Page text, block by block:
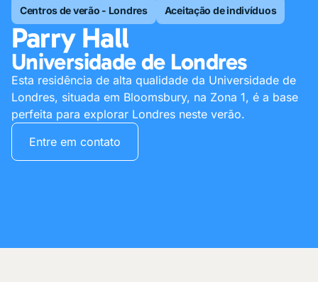
Centros de verão - Londres Aceitação de indivíduos
Parry Hall
Universidade de Londres
Esta residência de alta qualidade da Universidade de
Londres, situada em Bloomsbury, na Zona 1, é a base
perfeita para explorar Londres neste verão.
Entre em contato